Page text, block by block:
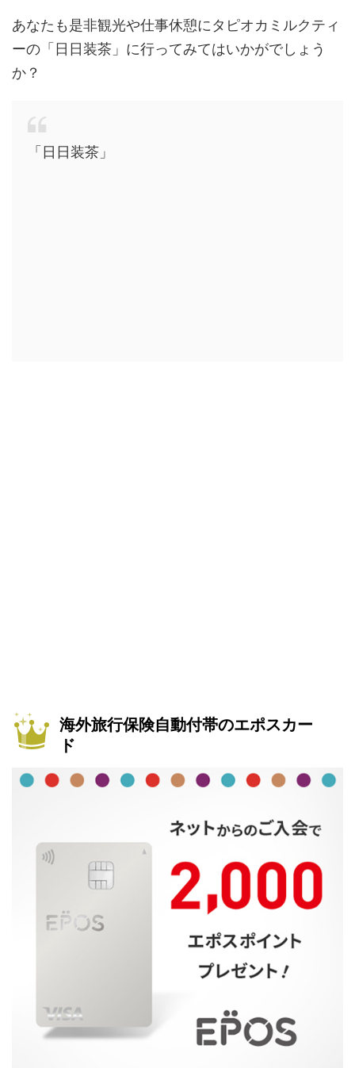
あなたも是非観光や仕事休憩にタピオカミルクティ
ーの「日日装茶」に行ってみてはいかがでしょう
か？
「日日装茶」
海外旅行保険自動付帯のエポスカー
ド